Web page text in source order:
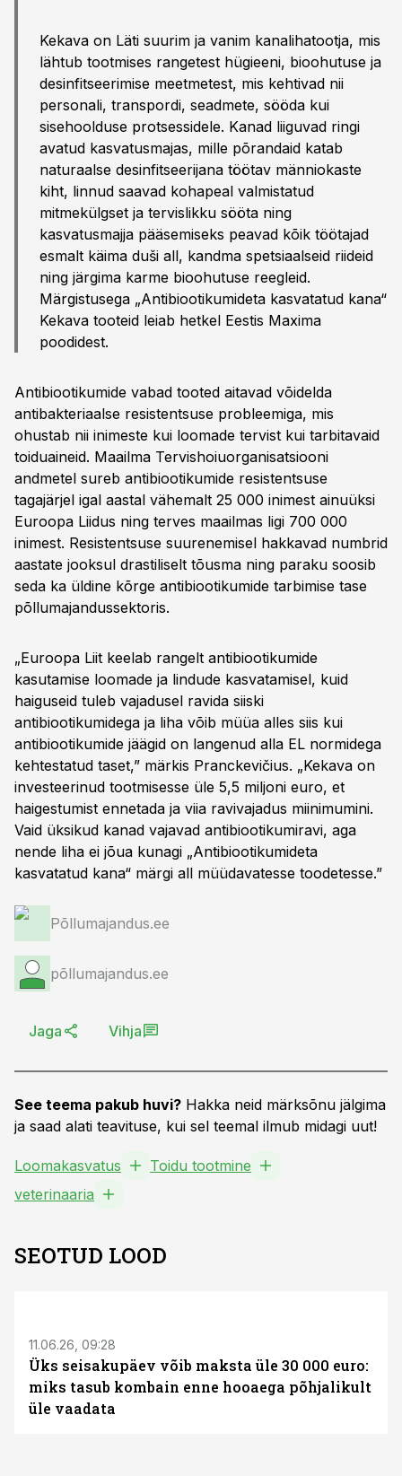
Kekava on Läti suurim ja vanim kanalihatootja, mis
lähtub tootmises rangetest hügieeni, bioohutuse ja
desinfitseerimise meetmetest, mis kehtivad nii
personali, transpordi, seadmete, sööda kui
sisehoolduse protsessidele. Kanad liiguvad ringi
avatud kasvatusmajas, mille põrandaid katab
naturaalse desinfitseerijana töötav männiokaste
kiht, linnud saavad kohapeal valmistatud
mitmekülgset ja tervislikku sööta ning
kasvatusmajja pääsemiseks peavad kõik töötajad
esmalt käima duši all, kandma spetsiaalseid riideid
ning järgima karme bioohutuse reegleid.
Märgistusega „Antibiootikumideta kasvatatud kana“
Kekava tooteid leiab hetkel Eestis Maxima
poodidest.
Antibiootikumide vabad tooted aitavad võidelda
antibakteriaalse resistentsuse probleemiga, mis
ohustab nii inimeste kui loomade tervist kui tarbitavaid
toiduaineid. Maailma Tervishoiuorganisatsiooni
andmetel sureb antibiootikumide resistentsuse
tagajärjel igal aastal vähemalt 25 000 inimest ainuüksi
Euroopa Liidus ning terves maailmas ligi 700 000
inimest. Resistentsuse suurenemisel hakkavad numbrid
aastate jooksul drastiliselt tõusma ning paraku soosib
seda ka üldine kõrge antibiootikumide tarbimise tase
põllumajandussektoris.
„Euroopa Liit keelab rangelt antibiootikumide
kasutamise loomade ja lindude kasvatamisel, kuid
haiguseid tuleb vajadusel ravida siiski
antibiootikumidega ja liha võib müüa alles siis kui
antibiootikumide jäägid on langenud alla EL normidega
kehtestatud taset,” märkis Pranckevičius. „Kekava on
investeerinud tootmisesse üle 5,5 miljoni euro, et
haigestumist ennetada ja viia ravivajadus miinimumini.
Vaid üksikud kanad vajavad antibiootikumiravi, aga
nende liha ei jõua kunagi „Antibiootikumideta
kasvatatud kana“ märgi all müüdavatesse toodetesse.”
Põllumajandus.ee
põllumajandus.ee
Jaga Vihja
See teema pakub huvi? Hakka neid märksõnu jälgima
ja saad alati teavituse, kui sel teemal ilmub midagi uut!
Loomakasvatus
Toidu tootmine
veterinaaria
SEOTUD LOOD
11.06.26, 09:28
Üks seisakupäev võib maksta üle 30 000 euro:
miks tasub kombain enne hooaega põhjalikult
üle vaadata